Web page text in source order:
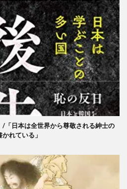
「日本は全世界から尊敬される紳士の
れている」